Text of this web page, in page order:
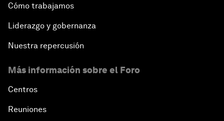
Cómo trabajamos
Liderazgo y gobernanza
Nuestra repercusión
Más información sobre el Foro
Centros
Reuniones